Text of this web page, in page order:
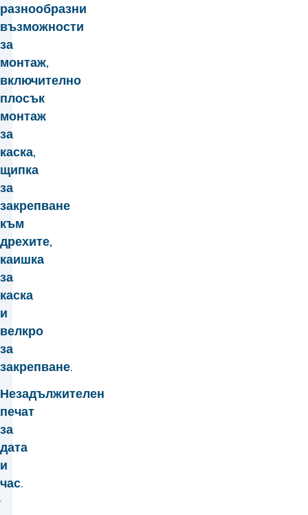
разнообразни
възможности
за
монтаж,
включително
плосък
монтаж
за
каска,
щипка
за
закрепване
към
дрехите,
каишка
за
каска
и
велкро
за
закрепване.
Незадължителен
печат
за
дата
и
час.